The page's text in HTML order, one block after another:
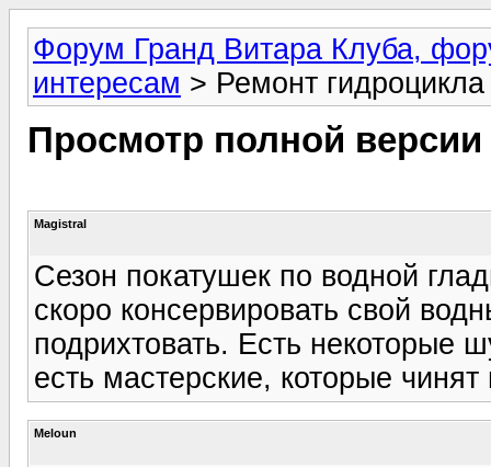
Форум Гранд Витара Клуба,
интересам > Ремонт гидроцикла
Просмотр полной
Magistral
Сезон покатушек по водной
скоро консервировать свой
подрихтовать. Есть некоторые
есть мастерские, которые
Meloun